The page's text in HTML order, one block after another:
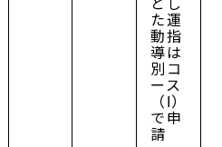
とし
た運
動指
導は
別コ
ース
（I）
で申
請